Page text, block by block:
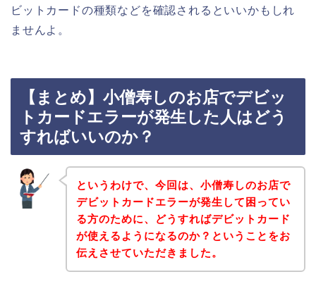
ビットカードの種類などを確認されるといいかもしれ
ませんよ。
【まとめ】小僧寿しのお店でデビッ
トカードエラーが発生した人はどう
すればいいのか？
というわけで、今回は、小僧寿しのお店で
デビットカードエラーが発生して困ってい
る方のために、どうすればデビットカード
が使えるようになるのか？ということをお
伝えさせていただきました。